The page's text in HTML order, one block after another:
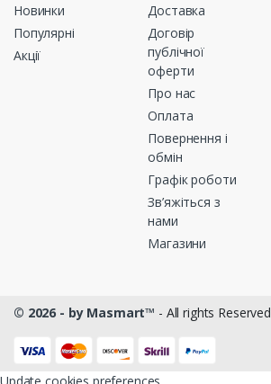
Новинки
Популярні
Акції
Доставка
Договір
публічної
оферти
Про нас
Оплата
Повернення і
обмін
Графік роботи
Зв’яжіться з
нами
Магазини
© 2026 - by Masmart™ - All rights Reserved